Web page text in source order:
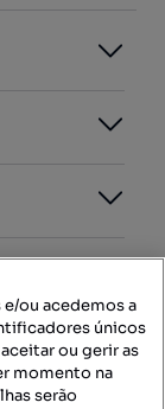
e/ou acedemos a
únicos
ou gerir as
momento na
serão